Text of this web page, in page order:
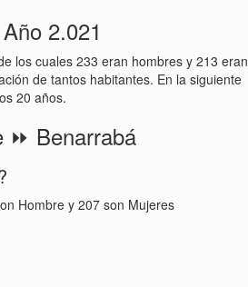
2.021
los cuales 233 eran hombres y 213 eran
de tantos habitantes. En la siguiente
20 años.
⏩ Benarrabá
Hombre y 207 son Mujeres